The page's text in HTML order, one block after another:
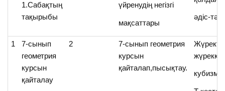
1.Сабақтың
тақырыбы
үйренудің негізгі
мақсаттары
әдіс-
1
7-сынып
геометрия
курсын
қайталау
2
7-сынып геометрия
курсын
қайталап,пысықтау.
кубизм,